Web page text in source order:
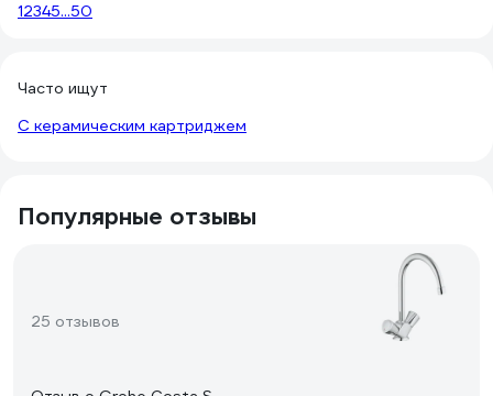
12345...50
Часто ищут
С керамическим картриджем
Популярные отзывы
25 отзывов